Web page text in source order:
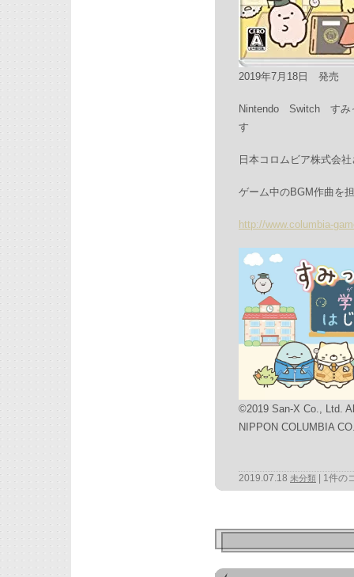
2019年7月18日 発売
Nintendo Switch すみ
す
日本コロムビア株式会
ゲーム中のBGM作曲を
http://www.columbia-
©2019 San-X Co., Ltd.
NIPPON COLUMBIA
2019.07.18 未分類 1件の